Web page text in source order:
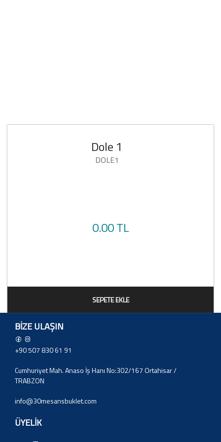
Dole 1
DOLE1
0.00 TL
SEPETE EKLE
BIZE ULAŞIN
+90 507 830 61 91
Cumhuriyet Mah. Anaso İş Hanı No:302/167 Ortahisar /
TRABZON
info@30mesansbuklet.com
ÜYELİK